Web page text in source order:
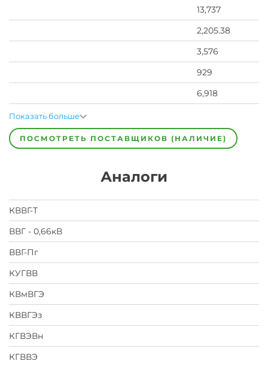
13,737
2,205.38
3,576
929
6,918
Показать больше
ПОСМОТРЕТЬ ПОСТАВЩИКОВ (НАЛИЧИЕ)
Аналоги
КВВГ-Т
ВВГ - 0,66кВ
ВВГ-Пг
КУГВВ
КВмВГЭ
КВВГЭз
КГВЭВн
КГВВЭ